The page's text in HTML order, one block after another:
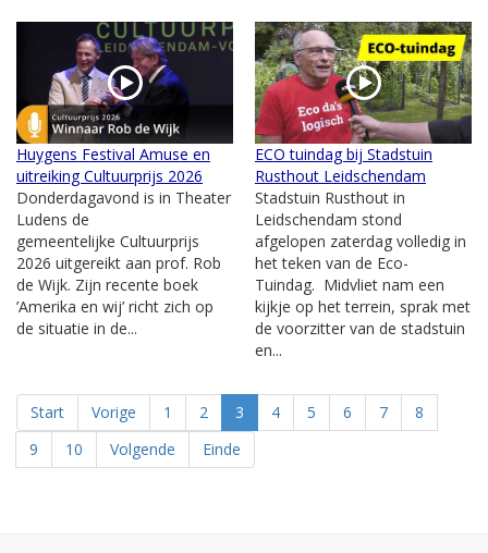
Huygens Festival Amuse en
uitreiking Cultuurprijs 2026
Donderdagavond is in Theater
Ludens de
gemeentelijke Cultuurprijs
2026 uitgereikt aan prof. Rob
de Wijk. Zijn recente boek
’Amerika en wij’ richt zich op
de situatie in de...
ECO tuindag bij Stadstuin
Rusthout Leidschendam
Stadstuin Rusthout in
Leidschendam stond
afgelopen zaterdag volledig in
het teken van de Eco-
Tuindag. Midvliet nam een
kijkje op het terrein, sprak met
de voorzitter van de stadstuin
en...
Start Vorige 1 2 3 4 5 6 7
8
9
10 Volgende Einde